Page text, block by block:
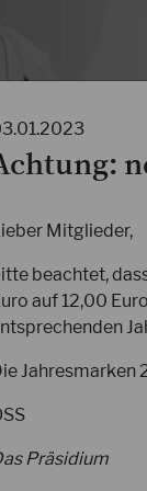
10. Dan
dass uns
WF, Shihan
Ueki Shihan
Mitglieder,
beachtet,
auf 12,00
Jahresmarken
Präsidium